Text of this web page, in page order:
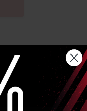
60-64cm